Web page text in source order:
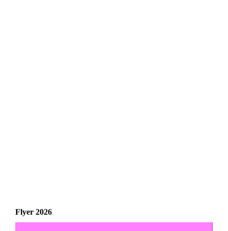
Flyer 2026